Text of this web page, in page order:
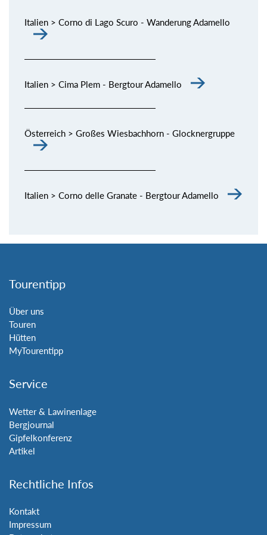
Italien > Corno di Lago Scuro - Wanderung Adamello
Italien > Cima Plem - Bergtour Adamello
Österreich > Großes Wiesbachhorn - Glocknergruppe
Italien > Corno delle Granate - Bergtour Adamello
Tourentipp
Über uns
Touren
Hütten
MyTourentipp
Service
Wetter & Lawinenlage
Bergjournal
Gipfelkonferenz
Artikel
Rechtliche Infos
Kontakt
Impressum